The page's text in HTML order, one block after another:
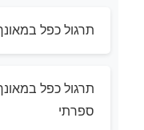
תרגול כפל
תרגול כפל
ספרתי